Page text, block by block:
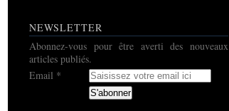
NEWSLETTER
Abonnez-vous pour être averti des nouveaux
articles publiés.
Email